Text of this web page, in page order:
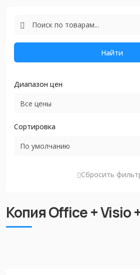
Найти
Диапазон цен
Сортировка
Сбросить
Копия Office + Visio